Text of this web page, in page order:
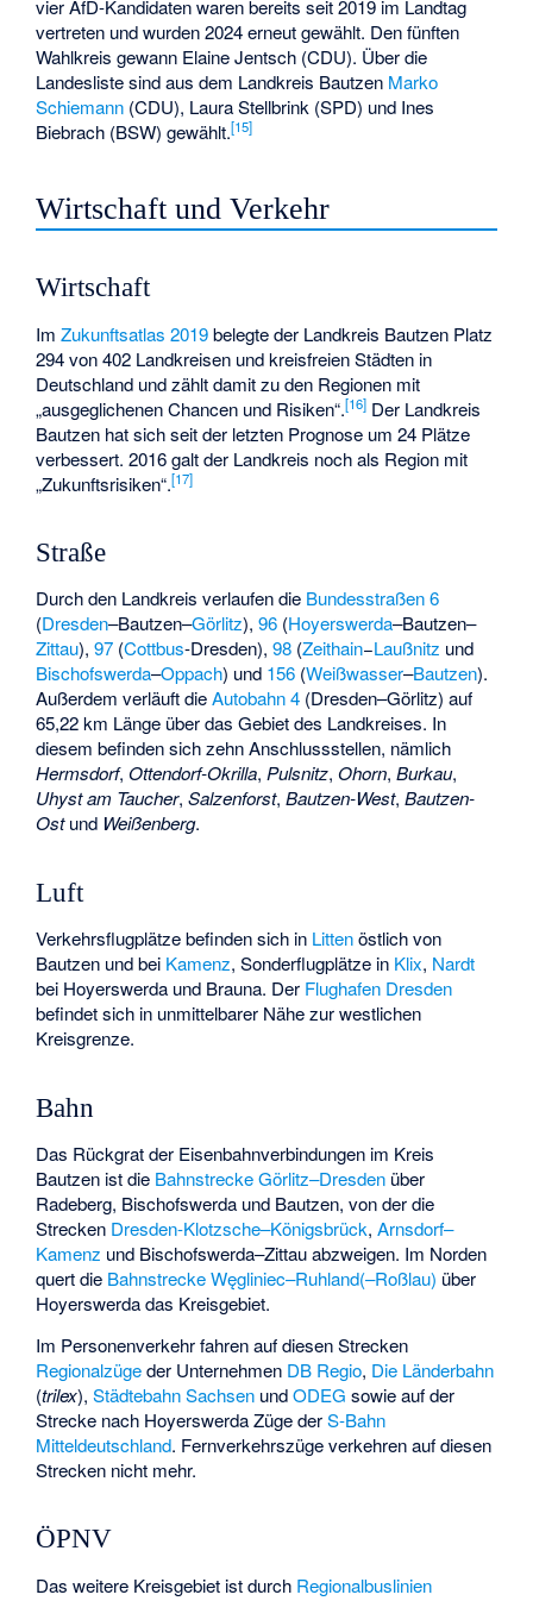
vier AfD-Kandidaten waren bereits seit 2019 im Landtag
vertreten und wurden 2024 erneut gewählt. Den fünften
Wahlkreis gewann Elaine Jentsch (CDU). Über die
Landesliste sind aus dem Landkreis Bautzen Marko
Schiemann (CDU), Laura Stellbrink (SPD) und Ines
Biebrach (BSW) gewählt.[15]
Wirtschaft und Verkehr
Wirtschaft
ImZukunftsatlas 2019belegte der Landkreis Bautzen Platz
294 von 402 Landkreisen und kreisfreien Städten in
Deutschland und zählt damit zu den Regionen mit
„ausgeglichenen Chancen und Risiken“.[16] Der Landkreis
Bautzen hat sich seit der letzten Prognose um 24 Plätze
verbessert. 2016 galt der Landkreis noch als Region mit
„Zukunftsrisiken“.[17]
Straße
Durch den Landkreis verlaufen die Bundesstraßen 6
(Dresden–Bautzen–Görlitz),96 (Hoyerswerda–Bautzen–
Zittau),97 (Cottbus-Dresden),98 (Zeithain−Laußnitz und
Bischofswerda–Oppach) und 156 (Weißwasser–Bautzen).
Außerdem verläuft dieAutobahn 4 (Dresden–Görlitz) auf
65,22 km Länge über das Gebiet des Landkreises. In
diesem befinden sich zehn Anschlussstellen, nämlich
Hermsdorf,Ottendorf-Okrilla,Pulsnitz,Ohorn,Burkau,
Uhyst am Taucher,Salzenforst,Bautzen-West,Bautzen-
Ostund Weißenberg.
Luft
Verkehrsflugplätze befinden sich in Littenöstlich von
Bautzen und bei Kamenz, Sonderflugplätze in Klix, Nardt
bei Hoyerswerda und Brauna. Der Flughafen Dresden
befindet sich in unmittelbarer Nähe zur westlichen
Kreisgrenze.
Bahn
Das Rückgrat der Eisenbahnverbindungen im Kreis
Bautzen ist die Bahnstrecke Görlitz–Dresden über
Radeberg, Bischofswerda und Bautzen, von der die
Strecken Dresden-Klotzsche–Königsbrück,Arnsdorf–
Kamenz und Bischofswerda–Zittauabzweigen. Im Norden
quert die Bahnstrecke Węgliniec–Ruhland(–Roßlau) über
Hoyerswerda das Kreisgebiet.
Im Personenverkehr fahren auf diesen Strecken
Regionalzügeder Unternehmen DB Regio, Die Länderbahn
(trilex),Städtebahn Sachsen undODEG sowie auf der
Strecke nach Hoyerswerda Züge derS-Bahn
Mitteldeutschland. Fernverkehrszüge verkehren auf diesen
Strecken nicht mehr.
ÖPNV
Das weitere Kreisgebiet ist durch Regionalbuslinien